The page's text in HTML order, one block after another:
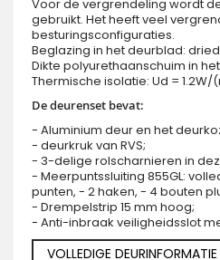
Voor de vergrendeling wordt
gebruikt. Het heeft veel
besturingsconfiguraties.
Beglazing in het deurblad:
Dikte polyurethaanschuim in
Thermische isolatie: Ud = 1.2W/
De deurenset bevat:
- Aluminium deur en het
- deurkruk van RVS;
- 3-delige rolscharnieren in
- Meerpuntssluiting 855GL:
punten, - 2 haken, - 4 bouten
- Drempelstrip 15 mm hoog;
- Anti-inbraak veiligheidsslot
VOLLEDIGE DEURINFORMATIE